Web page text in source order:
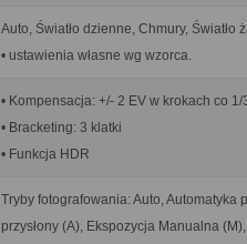
Auto, Światło dzienne, Chmury, Światło
• ustawienia własne wg wzorca.
• Kompensacja: +/- 2 EV w krokach co 1/
• Bracketing: 3 klatki
• Funkcja HDR
Tryby fotografowania: Auto,
przysłony (A), Ekspozycja Manualna